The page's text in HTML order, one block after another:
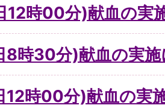
12時00分)献血の実
8時30分)献血の実
12時00分)献血の実